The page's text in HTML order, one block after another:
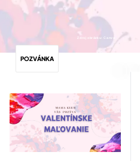
Zdroj obrázku: Canva
POZVÁNKA